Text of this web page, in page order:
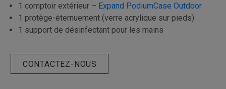
1 comptoir extérieur – Expand PodiumCase Outdoor
1 protège-éternuement (verre acrylique sur pieds)
1 support de désinfectant pour les mains
CONTACTEZ-NOUS